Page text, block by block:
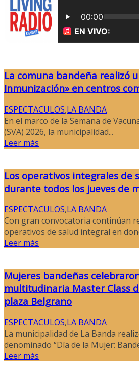
La comuna bandeña realizó
Inmunización» en centros
ESPECTACULOS,LA BANDA
En el marco de la Semana de
(SVA) 2026, la municipalidad...
Leer más
Los operativos integrales de
durante todos los jueves de
ESPECTACULOS,LA BANDA
Con gran convocatoria continúan
operativos de salud integral en
Leer más
Mujeres bandeñas
multitudinaria Master Class
plaza Belgrano
ESPECTACULOS,LA BANDA
La municipalidad de La Banda
denominado “Día de la Mujer:
Leer más